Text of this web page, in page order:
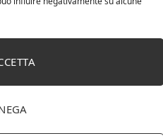
Limitata, 750 Ml